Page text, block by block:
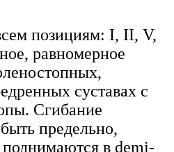
позициям: I, II, V,
равномерное
суставах с
Сгибание
предельно,
поднимаются в demi-